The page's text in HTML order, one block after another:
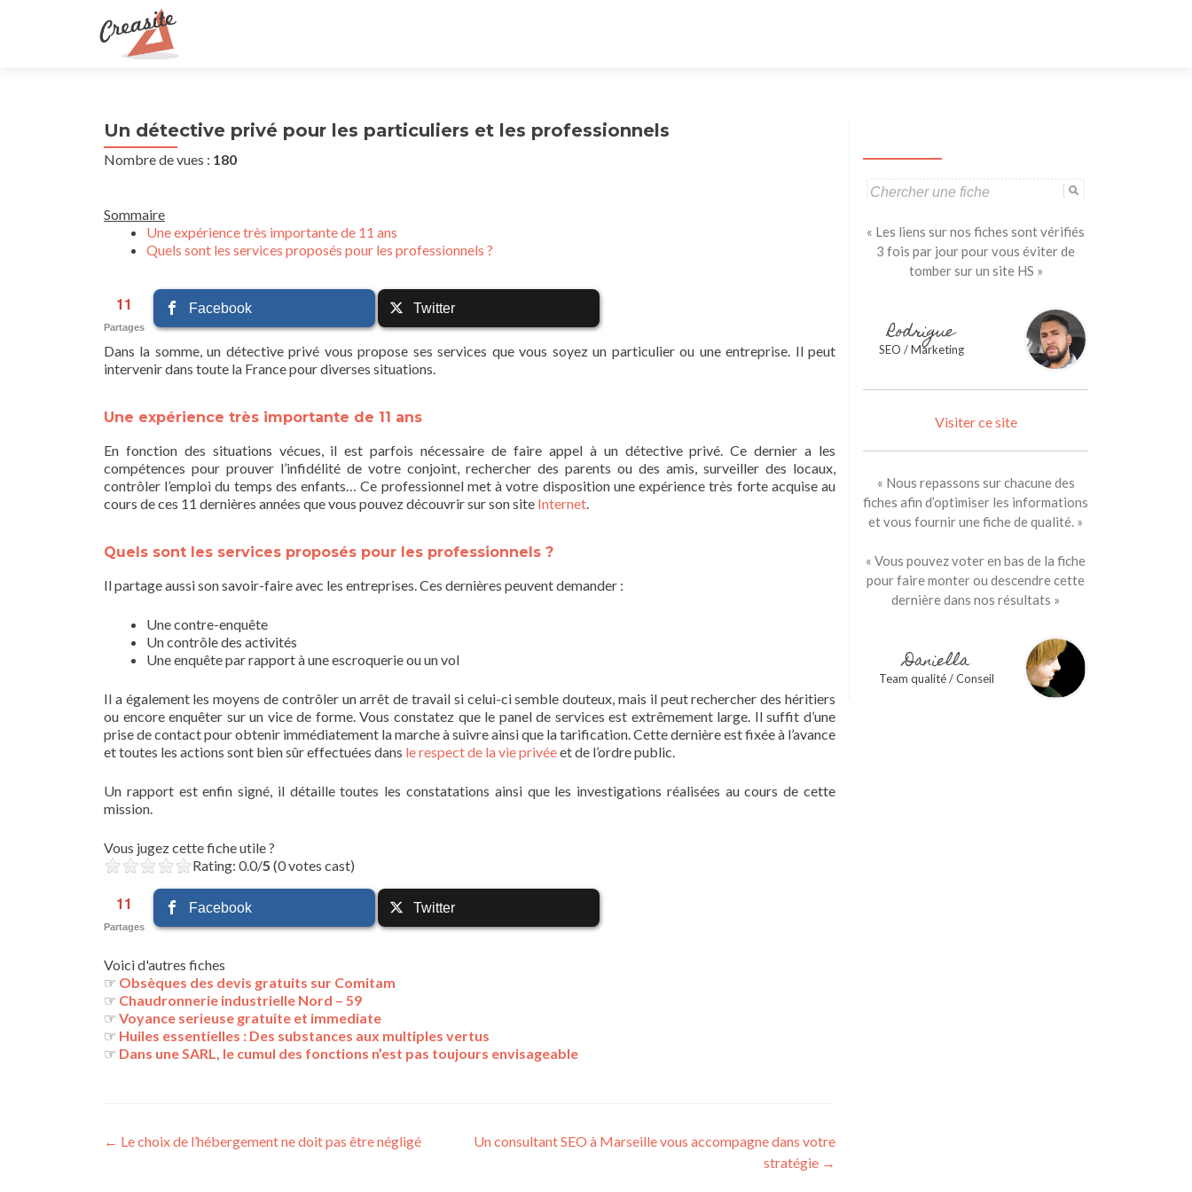
Un détective privé pour les particuliers et les professionnels
Nombre de vues : 180
Sommaire
Une expérience très importante de 11 ans
Quels sont les services proposés pour les professionnels ?
11
Partages
Facebook Twitter
Dans la somme, un détective privé vous propose ses services que vous soyez un particulier ou une entreprise. Il peut
intervenir dans toute la France pour diverses situations.
Une expérience très importante de 11 ans
En fonction des situations vécues, il est parfois nécessaire de faire appel à un détective privé. Ce dernier a les
compétences pour prouver l’infidélité de votre conjoint, rechercher des parents ou des amis, surveiller des locaux,
contrôler l’emploi du temps des enfants… Ce professionnel met à votre disposition une expérience très forte acquise au
cours de ces 11 dernières années que vous pouvez découvrir sur son site Internet.
Quels sont les services proposés pour les professionnels ?
Il partage aussi son savoir-faire avec les entreprises. Ces dernières peuvent demander :
Une contre-enquête
Un contrôle des activités
Une enquête par rapport à une escroquerie ou un vol
Il a également les moyens de contrôler un arrêt de travail si celui-ci semble douteux, mais il peut rechercher des héritiers
ou encore enquêter sur un vice de forme. Vous constatez que le panel de services est extrêmement large. Il suffit d’une
prise de contact pour obtenir immédiatement la marche à suivre ainsi que la tarification. Cette dernière est fixée à l’avance
et toutes les actions sont bien sûr effectuées dans le respect de la vie privéeet de l’ordre public.
Un rapport est enfin signé, il détaille toutes les constatations ainsi que les investigations réalisées au cours de cette
mission.
Vous jugez cette fiche utile ?
Rating: 0.0/5 (0 votes cast)
11
Partages
Facebook Twitter
Voici d'autres fiches
☞ Obsèques des devis gratuits sur Comitam
☞ Chaudronnerie industrielle Nord – 59
☞ Voyance serieuse gratuite et immediate
☞ Huiles essentielles : Des substances aux multiples vertus
☞ Dans une SARL, le cumul des fonctions n’est pas toujours envisageable
Navigation
← Le choix de l’hébergement ne doit pas être négligé
Un consultant SEO à Marseille vous accompagne dans votre
stratégie →
Search
« Les liens sur nos fiches sont vérifiés
3 fois par jour pour vous éviter de
tomber sur un site HS »
Rodrigue
SEO / Marketing
Visiter ce site
« Nous repassons sur chacune des
fiches afin d’optimiser les informations
et vous fournir une fiche de qualité. »
« Vous pouvez voter en bas de la fiche
pour faire monter ou descendre cette
dernière dans nos résultats »
Daniella
Team qualité / Conseil